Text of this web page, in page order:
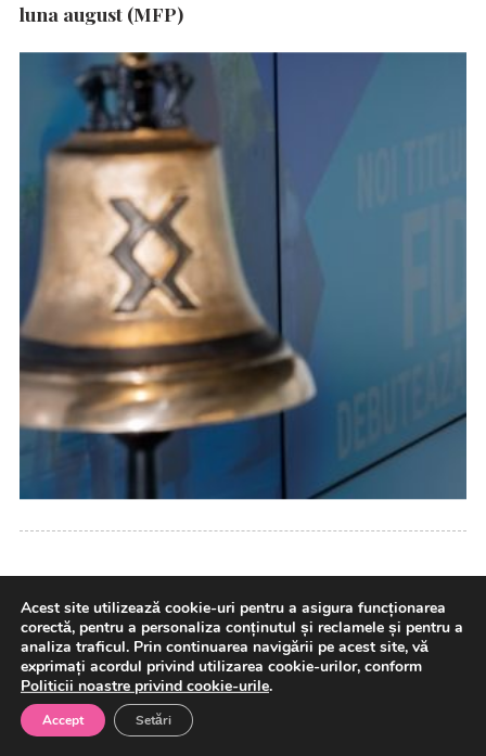
luna august (MFP)
Precizările Poliţiei Române privind extrădarea lui
Ionel Arsene din Italia: Predarea persoanei a fost
blocată printr-o decizie a instanţei italiene, din
motive medicale, nu printr-o întârziere a
autorităţilor române
Acest site utilizează cookie-uri pentru a asigura funcționarea
corectă, pentru a personaliza conținutul și reclamele și pentru a
analiza traficul. Prin continuarea navigării pe acest site, vă
exprimați acordul privind utilizarea cookie-urilor, conform
Politicii noastre privind cookie-urile.
Accept Setări